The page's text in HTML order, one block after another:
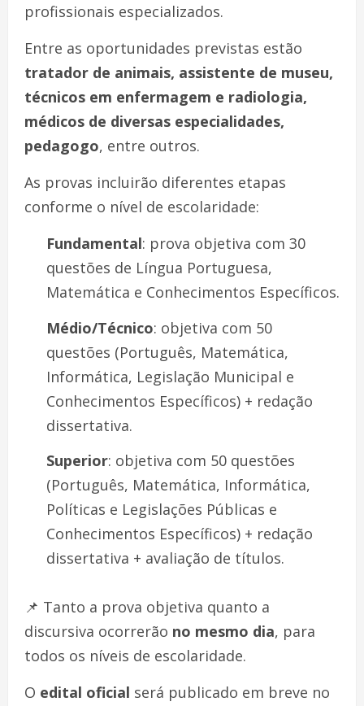
profissionais especializados.
Entre as oportunidades previstas estão
tratador de animais, assistente de museu,
técnicos em enfermagem e radiologia,
médicos de diversas especialidades,
pedagogo, entre outros.
As provas incluirão diferentes etapas
conforme o nível de escolaridade:
Fundamental: prova objetiva com 30
questões de Língua Portuguesa,
Matemática e Conhecimentos Específicos.
Médio/Técnico: objetiva com 50
questões (Português, Matemática,
Informática, Legislação Municipal e
Conhecimentos Específicos) + redação
dissertativa.
Superior: objetiva com 50 questões
(Português, Matemática, Informática,
Políticas e Legislações Públicas e
Conhecimentos Específicos) + redação
dissertativa + avaliação de títulos.
📌 Tanto a prova objetiva quanto a
discursiva ocorrerão no mesmo dia, para
todos os níveis de escolaridade.
O edital oficial será publicado em breve no